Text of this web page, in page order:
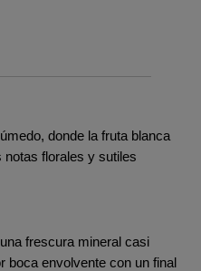
donde la fruta blanca
notas florales y sutiles
frescura mineral casi
boca envolvente con un final